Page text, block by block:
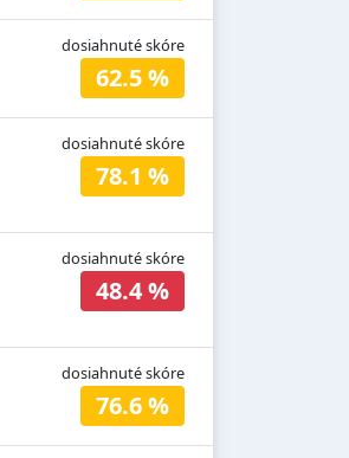
dosiahnuté skóre
62.5 %
dosiahnuté skóre
78.1 %
dosiahnuté skóre
48.4 %
dosiahnuté skóre
76.6 %